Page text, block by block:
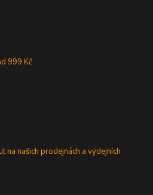
999 Kč
na našich prodejnách a výdejních